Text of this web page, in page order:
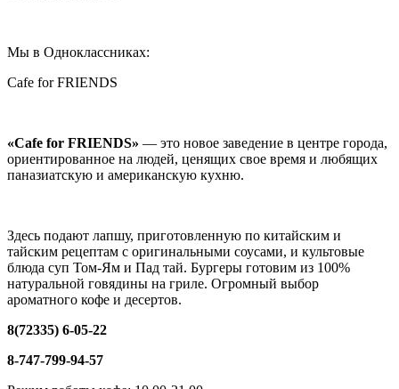
Мы в Одноклассниках:
Cafe for FRIENDS
«Cafe for FRIENDS» — это новое заведение в центре города,
ориентированное на людей, ценящих свое время и любящих
паназиатскую и американскую кухню.
Здесь подают лапшу, приготовленную по китайским и
тайским рецептам с оригинальными соусами, и культовые
блюда суп Том-Ям и Пад тай. Бургеры готовим из 100%
натуральной говядины на гриле. Огромный выбор
ароматного кофе и десертов.
8(72335) 6-05-22
8-747-799-94-57